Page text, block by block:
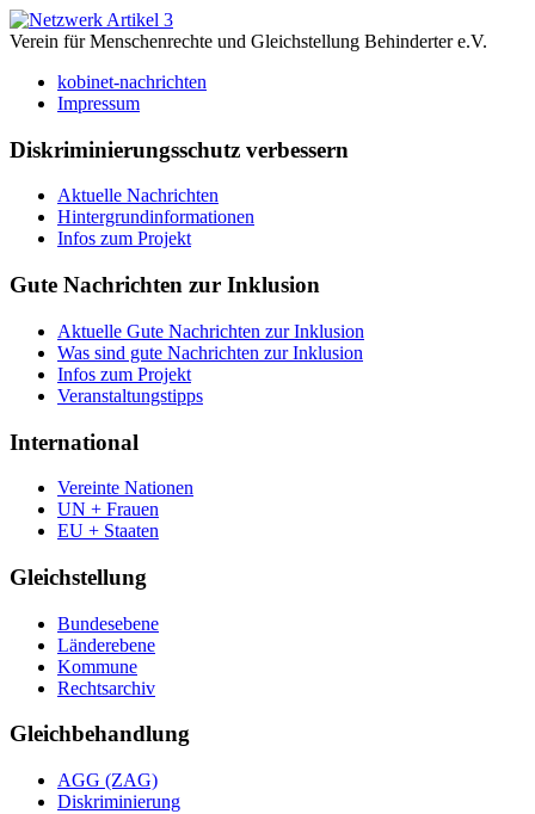
Verein für Menschenrechte und Gleichstellung Behinderter e.V.
kobinet-nachrichten
Impressum
Diskriminierungsschutz verbessern
Aktuelle Nachrichten
Hintergrundinformationen
Infos zum Projekt
Gute Nachrichten zur Inklusion
Aktuelle Gute Nachrichten zur Inklusion
Was sind gute Nachrichten zur Inklusion
Infos zum Projekt
Veranstaltungstipps
International
Vereinte Nationen
UN + Frauen
EU + Staaten
Gleichstellung
Bundesebene
Länderebene
Kommune
Rechtsarchiv
Gleichbehandlung
AGG (ZAG)
Diskriminierung